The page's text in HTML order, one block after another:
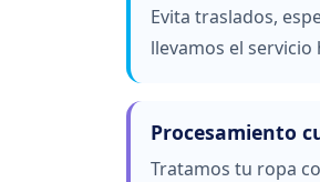
Evita traslados,
llevamos el
Procesamiento
Tratamos tu ropa